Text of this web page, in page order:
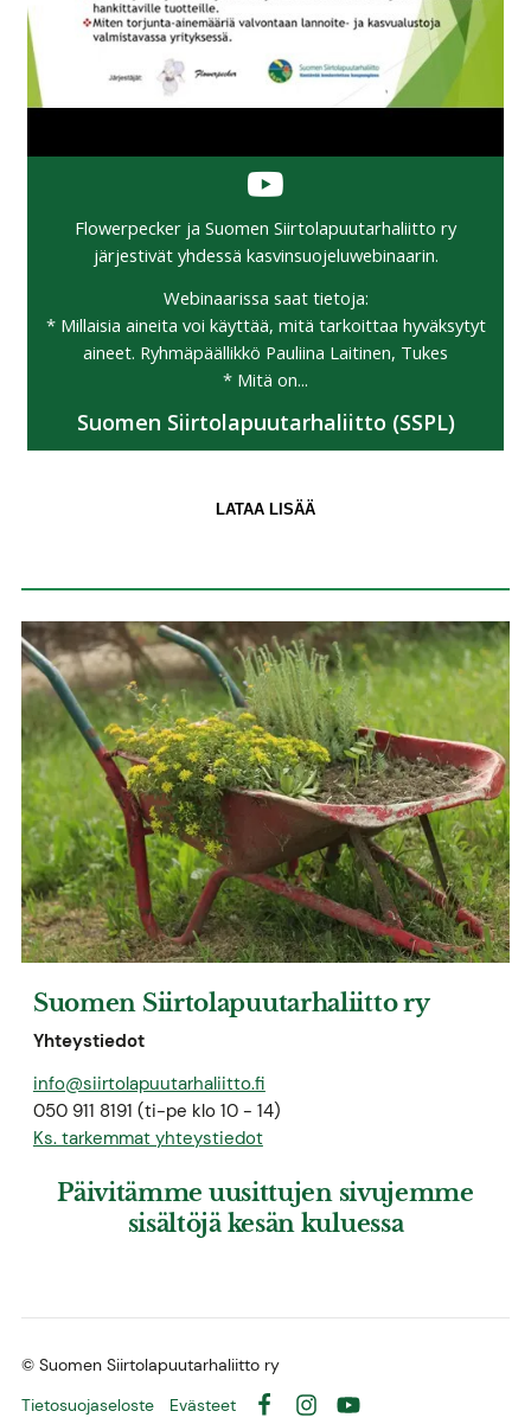
Flowerpecker ja Suomen Siirtolapuutarhaliitto ry
järjestivät yhdessä kasvinsuojeluwebinaarin.
Webinaarissa saat tietoja:
* Millaisia aineita voi käyttää, mitä tarkoittaa hyväksytyt
aineet. Ryhmäpäällikkö Pauliina Laitinen, Tukes
* Mitä on...
Suomen Siirtolapuutarhaliitto (SSPL)
LATAA LISÄÄ
Suomen Siirtolapuutarhaliitto ry
Yhteystiedot
info@siirtolapuutarhaliitto.fi
050 911 8191 (ti-pe klo 10 - 14)
Ks. tarkemmat yhteystiedot
Päivitämme uusittujen sivujemme
sisältöjä kesän kuluessa
© Suomen Siirtolapuutarhaliitto ry
Tietosuojaseloste
Evästeet